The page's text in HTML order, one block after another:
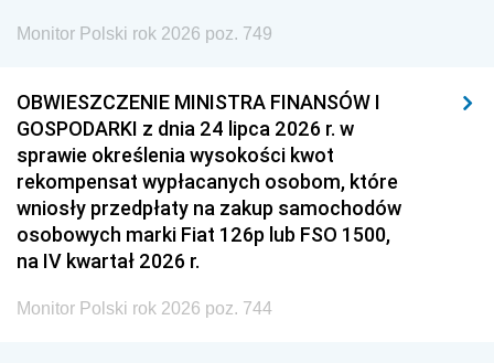
Monitor Polski rok 2026 poz. 749
OBWIESZCZENIE MINISTRA FINANSÓW I
GOSPODARKI z dnia 24 lipca 2026 r. w
sprawie określenia wysokości kwot
rekompensat wypłacanych osobom, które
wniosły przedpłaty na zakup samochodów
osobowych marki Fiat 126p lub FSO 1500,
na IV kwartał 2026 r.
Monitor Polski rok 2026 poz. 744